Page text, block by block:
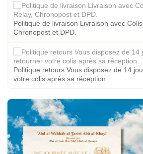
Politique de livraison Livraison avec
Chronopost et DPD.
Politique retours Vous disposez de 14
votre colis après sa réception.